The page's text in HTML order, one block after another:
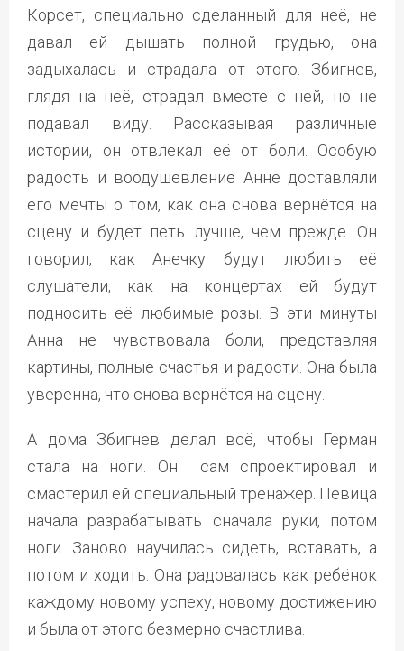
Корсет, специально сделанный для неё, не
давал ей дышать полной грудью, она
задыхалась и страдала от этого. Збигнев,
глядя на неё, страдал вместе с ней, но не
подавал виду. Рассказывая различные
истории, он отвлекал её от боли. Особую
радость и воодушевление Анне доставляли
его мечты о том, как она снова вернётся на
сцену и будет петь лучше, чем прежде. Он
говорил, как Анечку будут любить её
слушатели, как на концертах ей будут
подносить её любимые розы. В эти минуты
Анна не чувствовала боли, представляя
картины, полные счастья и радости. Она была
уверенна, что снова вернётся на сцену.
А дома Збигнев делал всё, чтобы Герман
стала на ноги. Он сам спроектировал и
смастерил ей специальный тренажёр. Певица
начала разрабатывать сначала руки, потом
ноги. Заново научилась сидеть, вставать, а
потом и ходить. Она радовалась как ребёнок
каждому новому успеху, новому достижению
и была от этого безмерно счастлива.